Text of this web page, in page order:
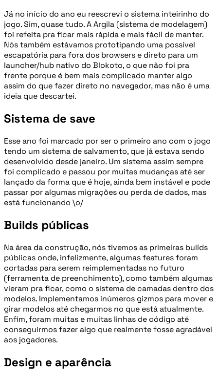
Já no início do ano eu reescrevi o sistema inteirinho do
jogo. Sim, quase tudo. A Argila (sistema de modelagem)
foi refeita pra ficar mais rápida e mais fácil de manter.
Nós também estávamos prototipando uma possível
escapatória para fora dos browsers e direto para um
launcher/hub nativo do Blokoto, o que não foi pra
frente porque é bem mais complicado manter algo
assim do que fazer direto no navegador, mas não é uma
ideia que descartei.
Sistema de save
Esse ano foi marcado por ser o primeiro ano com o jogo
tendo um sistema de salvamento, que já estava sendo
desenvolvido desde janeiro. Um sistema assim sempre
foi complicado e passou por muitas mudanças até ser
lançado da forma que é hoje, ainda bem instável e pode
passar por algumas migrações ou perda de dados, mas
está funcionando \o/
Builds públicas
Na área da construção, nós tivemos as primeiras builds
públicas onde, infelizmente, algumas features foram
cortadas para serem reimplementadas no futuro
(ferramenta de preenchimento), como também algumas
vieram pra ficar, como o sistema de camadas dentro dos
modelos. Implementamos inúmeros gizmos para mover e
girar modelos até chegarmos no que está atualmente.
Enfim, foram muitas e muitas linhas de código até
conseguirmos fazer algo que realmente fosse agradável
aos jogadores.
Design e aparência